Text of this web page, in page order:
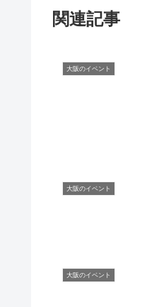
関連記事
大阪のイベント
大阪のイベント
大阪のイベント